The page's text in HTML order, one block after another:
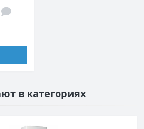
в категориях